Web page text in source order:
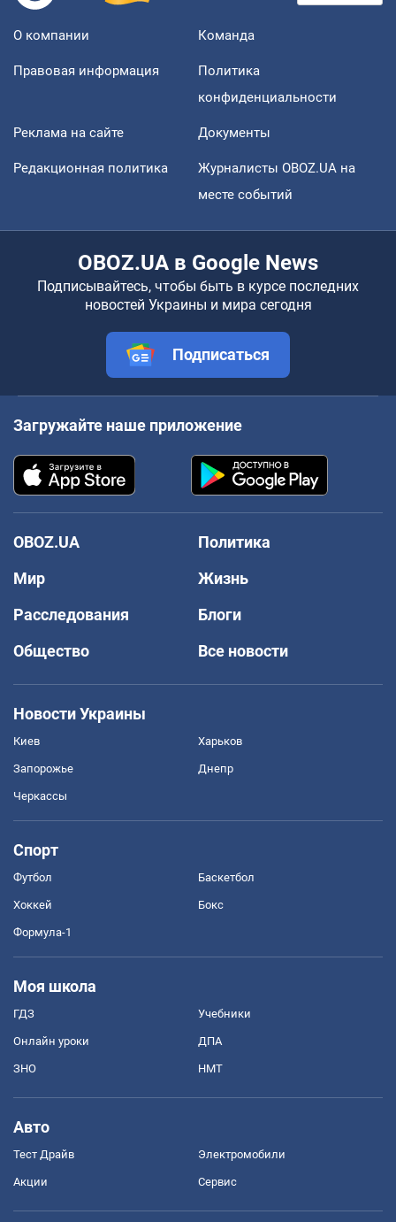
О компании Команда
Правовая информация
Политика
конфиденциальности
Реклама на сайте Документы
Редакционная политика
Журналисты OBOZ.UA на
месте событий
OBOZ.UA в Google News
Подписывайтесь, чтобы быть в курсе последних
новостей Украины и мира сегодня
Подписаться
Загружайте наше приложение
OBOZ.UA
Политика
Мир
Жизнь
Расследования
Блоги
Общество
Все новости
Новости Украины
Киев Харьков
Запорожье Днепр
Черкассы
Спорт
Футбол Баскетбол
Хоккей Бокс
Формула-1
Моя школа
ГДЗ Учебники
Онлайн уроки ДПА
ЗНО НМТ
Авто
Тест Драйв Электромобили
Акции Сервис